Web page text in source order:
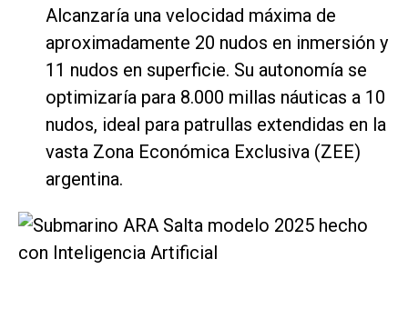
Alcanzaría una velocidad máxima de
aproximadamente 20 nudos en inmersión y
11 nudos en superficie. Su autonomía se
optimizaría para 8.000 millas náuticas a 10
nudos, ideal para patrullas extendidas en la
vasta Zona Económica Exclusiva (ZEE)
argentina.